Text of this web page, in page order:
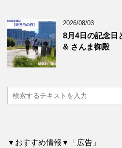
2026/08/03
8月4日の記念日
& さんま御殿
▼おすすめ情報▼「広告」